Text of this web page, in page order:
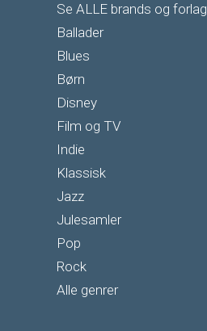
Se ALLE brands og forlag
Ballader
Blues
Børn
Disney
Film og TV
Indie
Klassisk
Jazz
Julesamler
Pop
Rock
Alle genrer